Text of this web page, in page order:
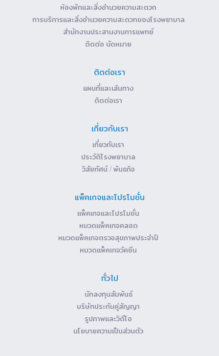
ห้องพักและสิ่งอำนวยความสะดวก
การบริการและสิ่งอำนวยความสะดวกของโรงพยาบาล
สำนักงานประสานงานการแพทย์
ติดต่อ นัดหมาย
ติดต่อเรา
แผนที่และเส้นทาง
ติดต่อเรา
เกี่ยวกับเรา
เกี่ยวกับเรา
ประวัติโรงพยาบาล
วิสัยทัศน์ / พันธกิจ
แพ็คเกจและโปรโมชั่น
แพ็คเกจและโปรโมชั่น
หมวดแพ็คเกจคลอด
หมวดแพ็คเกจตรวจสุขภาพประจำปี
หมวดแพ็คเกจวัคซีน
ทั่วไป
นักลงทุนสัมพันธ์
บริษัทประกันคู่สัญญา
รูปภาพและวิดีโอ
นโยบายความเป็นส่วนตัว